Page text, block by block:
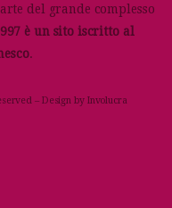
del grande complesso
è un sito iscritto al
.
– Design by Involucra